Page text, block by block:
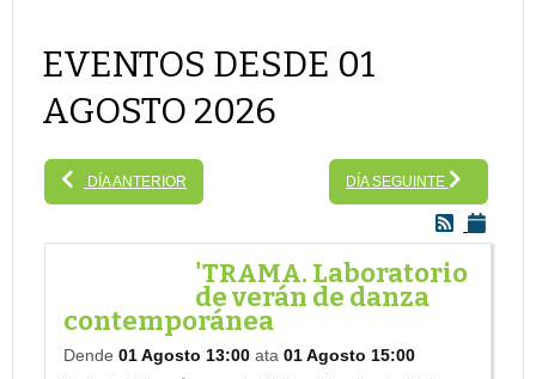
EVENTOS DESDE 01
AGOSTO 2026
DÍA ANTERIOR DÍA SEGUINTE
'TRAMA. Laboratorio
de verán de danza
contemporánea
Dende 01 Agosto 13:00 ata 01 Agosto 15:00